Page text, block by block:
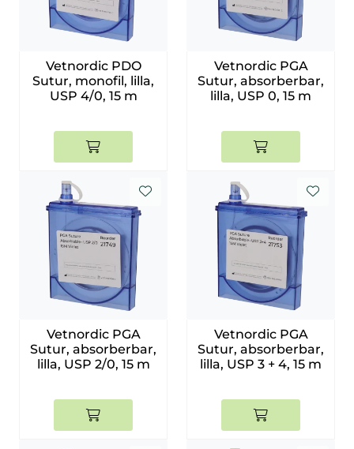
Vetnordic PDO
Sutur, monofil, lilla,
USP 4/0, 15 m
Vetnordic PGA
Sutur, absorberbar,
lilla, USP 0, 15 m
Vetnordic PGA
Sutur, absorberbar,
lilla, USP 2/0, 15 m
Vetnordic PGA
Sutur, absorberbar,
lilla, USP 3 + 4, 15 m